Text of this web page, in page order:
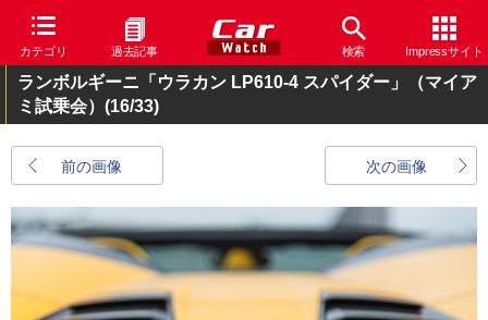
カテゴリ 過去記事 検索 Impressサイト
ランボルギーニ「ウラカン LP610-4 スパイダー」（マイア
ミ試乗会） (16/33)
前の画像 次の画像